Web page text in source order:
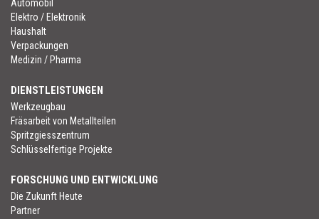
Automobil
Elektro / Elektronik
Haushalt
Verpackungen
Medizin / Pharma
DIENSTLEISTUNGEN
Werkzeugbau
Fräsarbeit von Metallteilen
Spritzgiesszentrum
Schlüsselfertige Projekte
FORSCHUNG UND ENTWICKLUNG
Die Zukunft Heute
Partner